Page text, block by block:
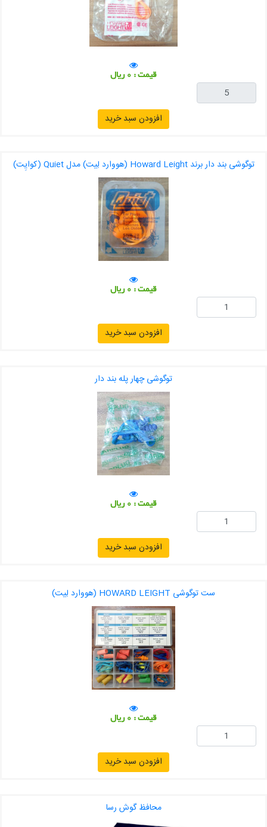
قیمت : 0 ریال
افزودن سبد خرید
توگوشی بند دار برند Howard Leight (هووارد لِیت) مدل Quiet (کوایِت)
قیمت : 0 ریال
افزودن سبد خرید
توگوشی چهار پله بند دار
قیمت : 0 ریال
افزودن سبد خرید
ست توگوشی HOWARD LEIGHT (هووارد لِیت)
قیمت : 0 ریال
افزودن سبد خرید
محافظ گوش رسا